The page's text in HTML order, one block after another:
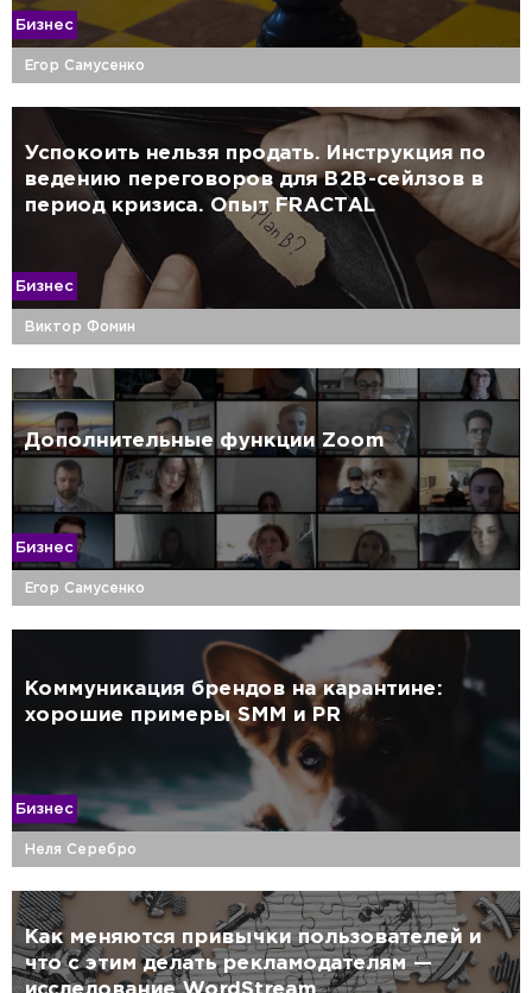
Бизнес
Егор Самусенко
Успокоить нельзя продать. Инструкция по
ведению переговоров для B2B-сейлзов в
период кризиса. Опыт FRACTAL
Бизнес
Виктор Фомин
Дополнительные функции Zoom
Бизнес
Егор Самусенко
Коммуникация брендов на карантине:
хорошие примеры SMM и PR
Бизнес
Неля Серебро
Как меняются привычки пользователей и
что с этим делать рекламодателям —